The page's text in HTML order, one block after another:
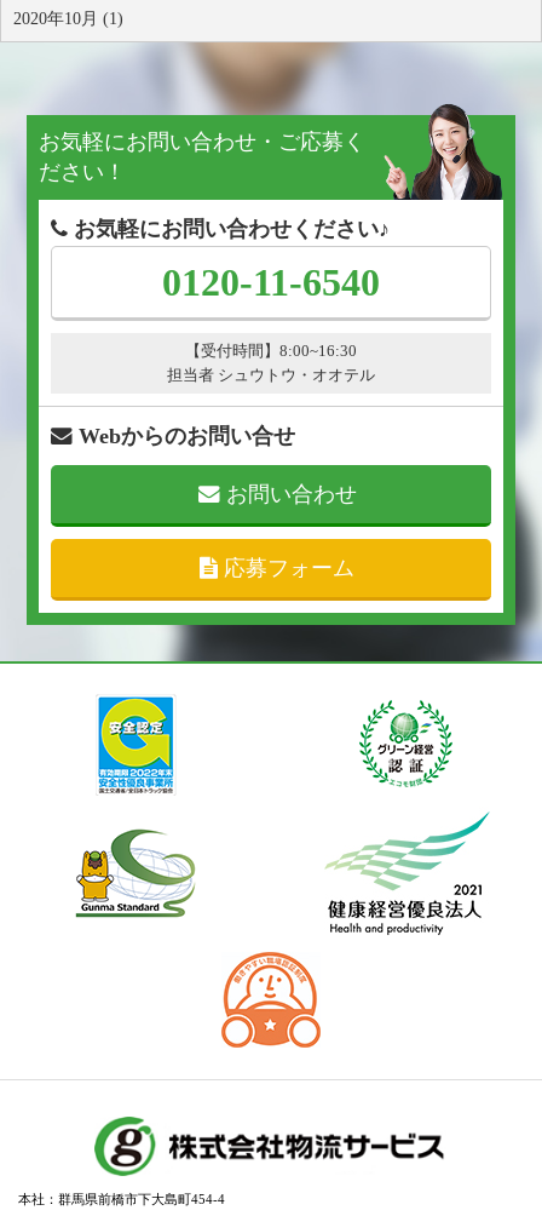
2020年10月 (1)
お気軽にお問い合わせ・ご応募く
ださい！
お気軽にお問い合わせください♪
0120-11-6540
【受付時間】8:00~16:30
担当者 シュウトウ・オオテル
Webからのお問い合せ
お問い合わせ
応募フォーム
本社：群馬県前橋市下大島町454-4